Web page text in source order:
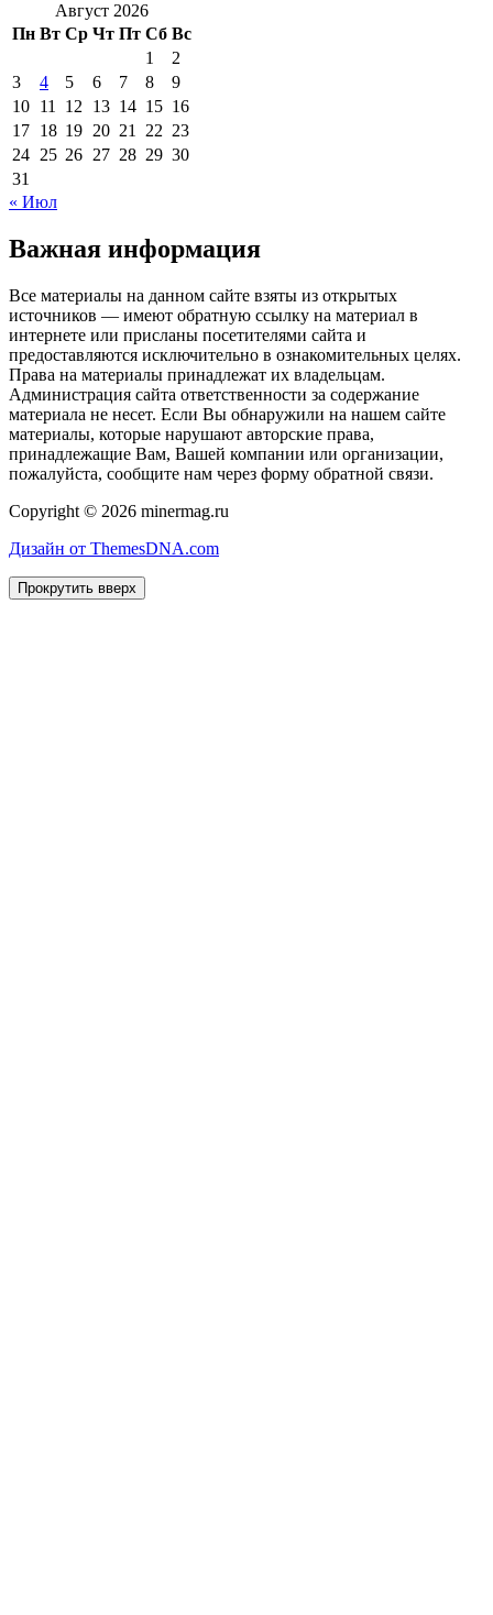
Август 2026
Пн Вт Ср Чт Пт Сб Вс
1
2
3
4 5 6 7 8
9
10 11 12 13 14 15 16
17 18 19 20 21 22 23
24 25 26 27 28 29 30
31
« Июл
Важная информация
Все материалы на данном сайте взяты из открытых
источников — имеют обратную ссылку на материал в
интернете или присланы посетителями сайта и
предоставляются исключительно в ознакомительных целях.
Права на материалы принадлежат их владельцам.
Администрация сайта ответственности за содержание
материала не несет. Если Вы обнаружили на нашем сайте
материалы, которые нарушают авторские права,
принадлежащие Вам, Вашей компании или организации,
пожалуйста, сообщите нам через форму обратной связи.
Copyright © 2026 minermag.ru
Дизайн от ThemesDNA.com
Прокрутить вверх